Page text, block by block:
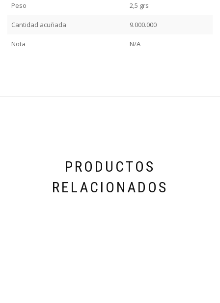
Peso 2,5 grs
Cantidad acuñada 9.000.000
Nota N/A
PRODUCTOS
RELACIONADOS